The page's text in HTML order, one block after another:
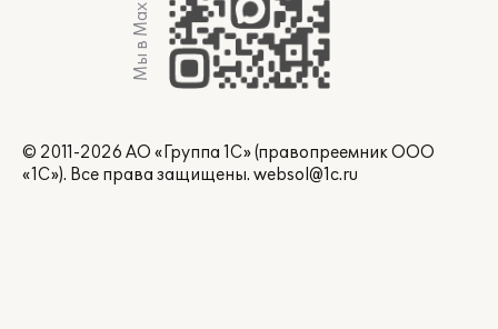
Мы в Max
© 2011-2026 АО «Группа 1С» (правопреемник ООО
«1С»). Все права защищены. websol@1c.ru